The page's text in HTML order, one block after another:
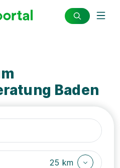
Baden
25 km